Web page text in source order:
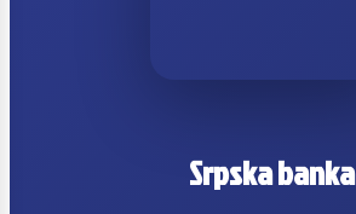
Srpska banka